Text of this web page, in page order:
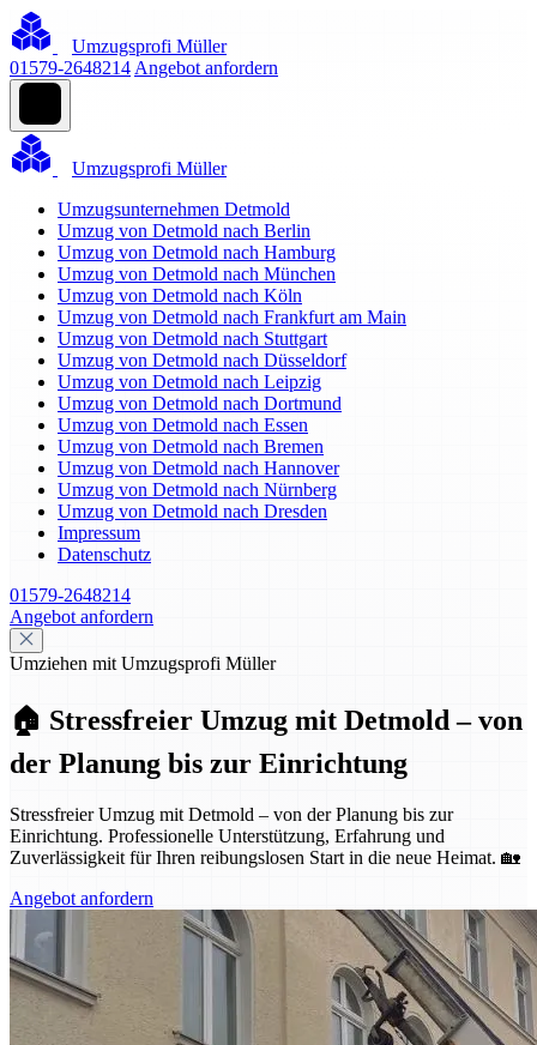
Umzugsprofi Müller
01579-2648214 Angebot anfordern
Umzugsprofi Müller
Umzugsunternehmen Detmold
Umzug von Detmold nach Berlin
Umzug von Detmold nach Hamburg
Umzug von Detmold nach München
Umzug von Detmold nach Köln
Umzug von Detmold nach Frankfurt am Main
Umzug von Detmold nach Stuttgart
Umzug von Detmold nach Düsseldorf
Umzug von Detmold nach Leipzig
Umzug von Detmold nach Dortmund
Umzug von Detmold nach Essen
Umzug von Detmold nach Bremen
Umzug von Detmold nach Hannover
Umzug von Detmold nach Nürnberg
Umzug von Detmold nach Dresden
Impressum
Datenschutz
01579-2648214
Angebot anfordern
Umziehen mit Umzugsprofi Müller
🏠 Stressfreier Umzug mit Detmold – von
der Planung bis zur Einrichtung
Stressfreier Umzug mit Detmold – von der Planung bis zur
Einrichtung. Professionelle Unterstützung, Erfahrung und
Zuverlässigkeit für Ihren reibungslosen Start in die neue Heimat. 🏡
Angebot anfordern